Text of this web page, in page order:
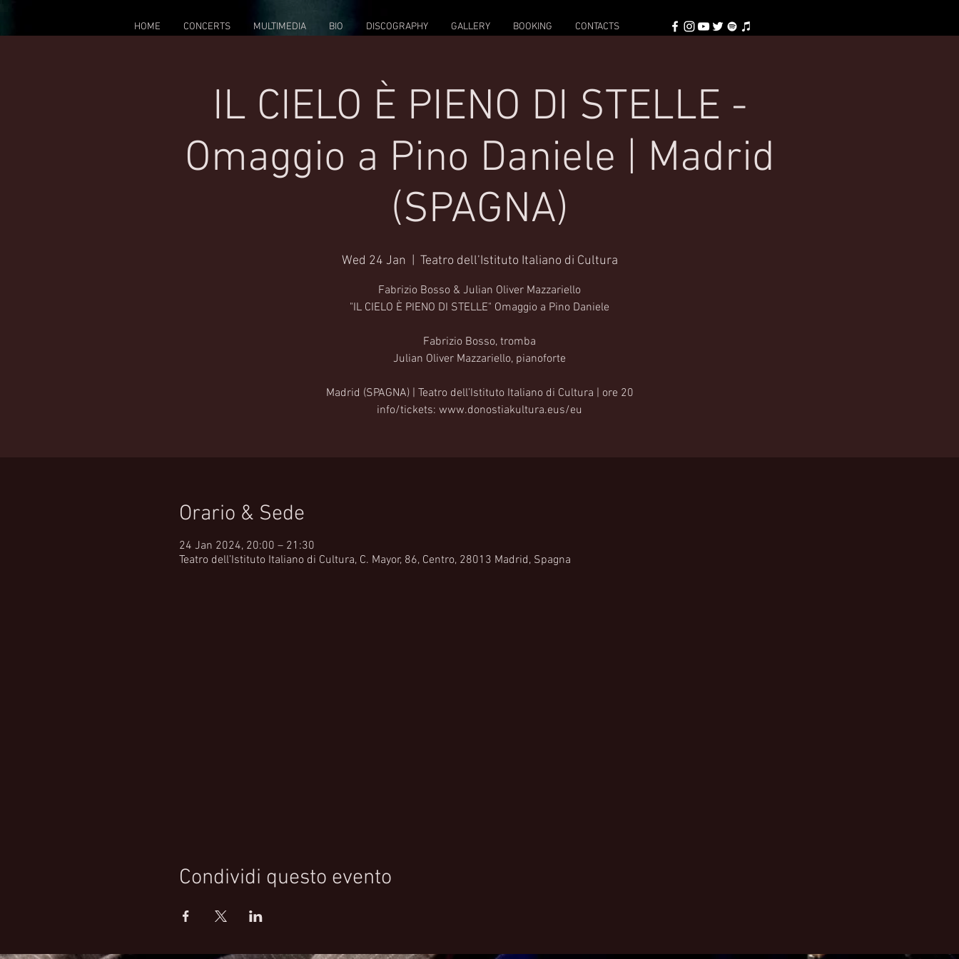
HOME CONCERTS MULTIMEDIA BIO DISCOGRAPHY GALLERY BOOKING CONTACTS
IL CIELO È PIENO DI STELLE -
Omaggio a Pino Daniele | Madrid
(SPAGNA)
Wed 24 Jan Teatro dell’Istituto Italiano di Cultura
Fabrizio Bosso & Julian Oliver Mazzariello
"IL CIELO È PIENO DI STELLE" Omaggio a Pino Daniele
Fabrizio Bosso, tromba
Julian Oliver Mazzariello, pianoforte
Madrid (SPAGNA) | Teatro dell’Istituto Italiano di Cultura | ore 20
info/tickets: www.donostiakultura.eus/eu
Orario & Sede
24 Jan 2024, 20:00 – 21:30
Teatro dell’Istituto Italiano di Cultura, C. Mayor, 86, Centro, 28013 Madrid, Spagna
Condividi questo evento